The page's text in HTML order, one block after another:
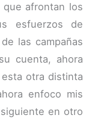
afrontan los
esfuerzos de
las campañas
cuenta, ahora
otra distinta
enfoco mis
en otro